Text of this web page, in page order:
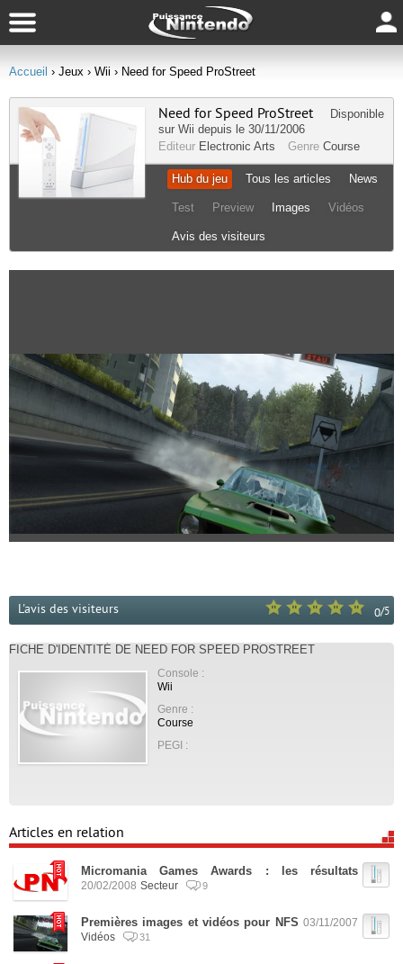
Accueil › Jeux › Wii › Need for Speed ProStreet
Need for Speed ProStreet
Disponible
sur Wii depuis le 30/11/2006
Editeur Electronic Arts Genre Course
Hub du jeu Tous les articles News
Test Preview Images Vidéos
Avis des visiteurs
0/5
L'avis des visiteurs
FICHE D'IDENTITÉ DE NEED FOR SPEED PROSTREET
Console :
Wii
Genre :
Course
PEGI :
Articles en relation
Micromania Games Awards : les résultats
20/02/2008 Secteur 9
Premières images et vidéos pour NFS 03/11/2007
Vidéos
31